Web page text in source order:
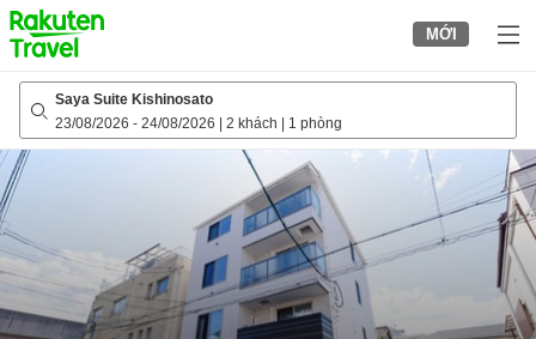
to
top
page
MỚI
Saya Suite Kishinosato
23/08/2026 - 24/08/2026 2 khách 1 phòng